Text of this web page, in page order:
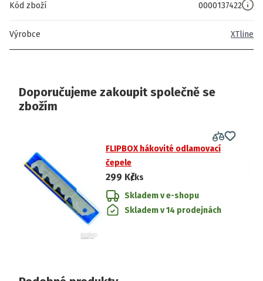
Kód zboží 0000137422
Výrobce XTline
Doporučujeme zakoupit společně se
zbožím
FLIPBOX hákovité odlamovací
čepele
299 Kč/ks
Skladem v e-shopu
Skladem v 14 prodejnách